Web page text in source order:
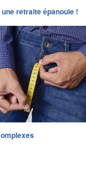
retraite épanouie !